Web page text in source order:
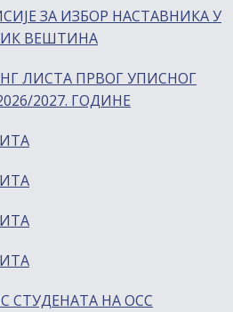
ЗА ИЗБОР НАСТАВНИКА У
ВЕШТИНА
ЛИСТА ПРВОГ УПИСНОГ
2027. ГОДИНЕ
СТУДЕНАТА НА ОСС